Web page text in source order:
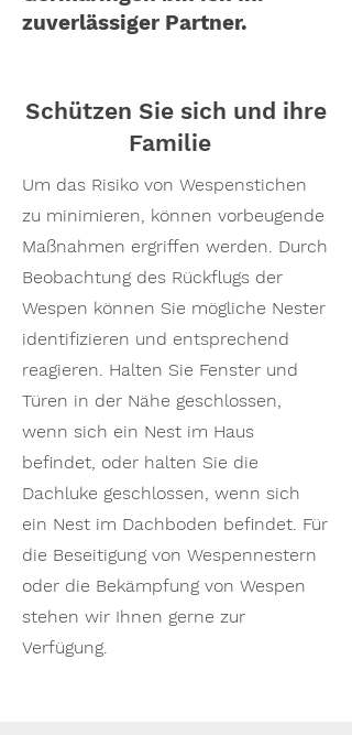
zuverlässiger Partner.
Schützen Sie sich und ihre
Familie
Um das Risiko von Wespenstichen
zu minimieren, können vorbeugende
Maßnahmen ergriffen werden. Durch
Beobachtung des Rückflugs der
Wespen können Sie mögliche Nester
identifizieren und entsprechend
reagieren. Halten Sie Fenster und
Türen in der Nähe geschlossen,
wenn sich ein Nest im Haus
befindet, oder halten Sie die
Dachluke geschlossen, wenn sich
ein Nest im Dachboden befindet. Für
die Beseitigung von Wespennestern
oder die Bekämpfung von Wespen
stehen wir Ihnen gerne zur
Verfügung.